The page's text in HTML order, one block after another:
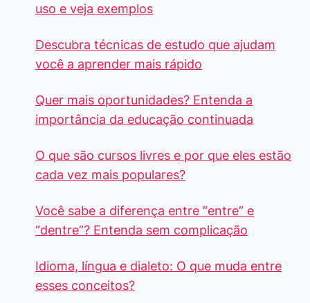
uso e veja exemplos
Descubra técnicas de estudo que ajudam
você a aprender mais rápido
Quer mais oportunidades? Entenda a
importância da educação continuada
O que são cursos livres e por que eles estão
cada vez mais populares?
Você sabe a diferença entre “entre” e
“dentre”? Entenda sem complicação
Idioma, língua e dialeto: O que muda entre
esses conceitos?